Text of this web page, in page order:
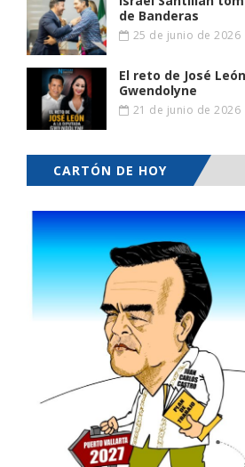
de Banderas
25 de junio de 2026
El reto de José
Gwendolyne
21 de junio de 2026
CARTÓN DE HOY